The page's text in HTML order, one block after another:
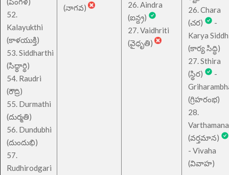
52.
Kalayukthi
(కాళయుక్తి)
53. Siddharthi
(సిధ్ధార్థి)
54. Raudri
(రౌద్రి)
55. Durmathi
(దుర్మతి)
56. Dundubhi
(దుందుభి)
57.
Rudhirodgari
(నాగవ)
26. Aindra
(ఐన్ద్ర)
27. Vaidhriti
(వైధృతి)
26. Chara
(చర)
-
Karya
(కార్య సిద్ధి)
27. Sthira
(స్థిర)
-
(గ్రిహరంభ)
28.
Varthamana
(వర్తమాన)
- Vivaha
(వివాహ)